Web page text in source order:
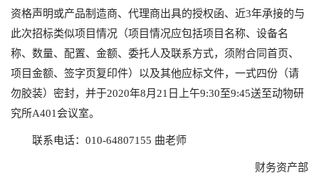
资格声明或产品制造商、代理商出具的授权函、近3年承接的与
此次招标类似项目情况（项目情况应包括项目名称、设备名
称、数量、配置、金额、委托人及联系方式，须附合同首页、
项目金额、签字页复印件）以及其他应标文件，一式四份（请
勿胶装）密封，并于2020年8月21日上午9:30至9:45送至动物研
究所A401会议室。
联系电话：010-64807155 曲老师
财务资产部